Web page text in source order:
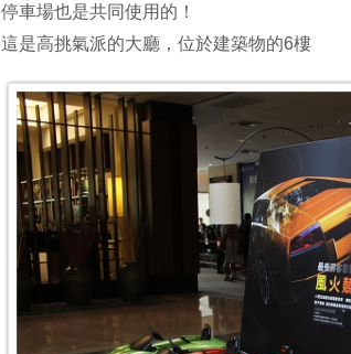
停車場也是共同使用的！
這是高挑氣派的大廳，位於建築物的6樓